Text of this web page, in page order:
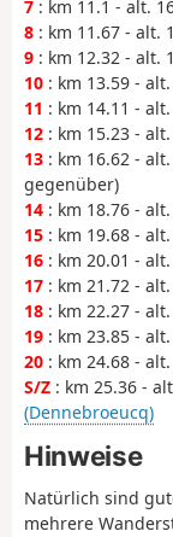
7 : km 11.1 - alt.
8 : km 11.67 - alt.
9 : km 12.32 - alt.
10 : km 13.59 -
11 : km 14.11 -
12 : km 15.23 -
13 : km 16.62 -
gegenüber)
14 : km 18.76 -
15 : km 19.68 -
16 : km 20.01 -
17 : km 21.72 -
18 : km 22.27 -
19 : km 23.85 -
20 : km 24.68 -
S/Z : km 25.36 -
(Dennebroeucq)
Hinweise
Natürlich sind
mehrere